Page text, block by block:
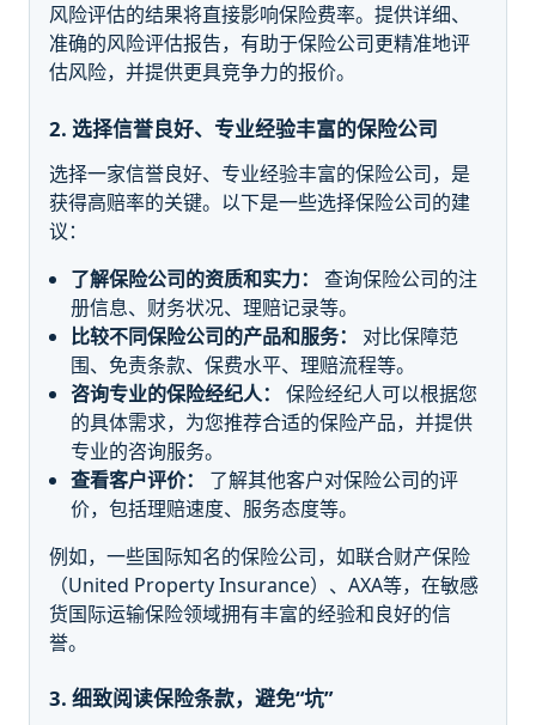
风险评估的结果将直接影响保险费率。提供详细、
准确的风险评估报告，有助于保险公司更精准地评
估风险，并提供更具竞争力的报价。
2. 选择信誉良好、专业经验丰富的保险公司
选择一家信誉良好、专业经验丰富的保险公司，是
获得高赔率的关键。以下是一些选择保险公司的建
议：
了解保险公司的资质和实力：
查询保险公司的注
册信息、财务状况、理赔记录等。
比较不同保险公司的产品和服务：
对比保障范
围、免责条款、保费水平、理赔流程等。
咨询专业的保险经纪人：
保险经纪人可以根据您
的具体需求，为您推荐合适的保险产品，并提供
专业的咨询服务。
查看客户评价：
了解其他客户对保险公司的评
价，包括理赔速度、服务态度等。
例如，一些国际知名的保险公司，如联合财产保险
（United Property Insurance）、AXA等，在敏感
货国际运输保险领域拥有丰富的经验和良好的信
誉。
3. 细致阅读保险条款，避免“坑”